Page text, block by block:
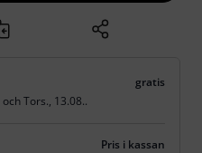
gratis
ochTors., 13.08..
Pris i kassan